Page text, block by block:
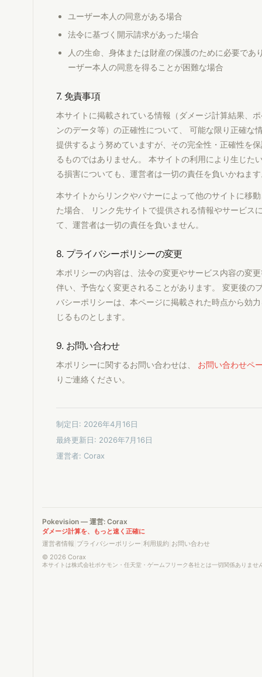
ユーザー本人の同意がある場合
法令に基づく開示請求があった場合
人の生命、身体または財産の保護のために必要であ
ーザー本人の同意を得ることが困難な場合
7. 免責事項
本サイトに掲載されている情報（ダメージ計算結果、
ンのデータ等）の正確性について、 可能な限り正確な
提供するよう努めていますが、その完全性・正確性を
るものではありません。 本サイトの利用により生じた
る損害についても、運営者は一切の責任を負いかねま
本サイトからリンクやバナーによって他のサイトに移
た場合、 リンク先サイトで提供される情報やサービス
て、運営者は一切の責任を負いません。
8. プライバシーポリシーの変更
本ポリシーの内容は、法令の変更やサービス内容の変
伴い、予告なく変更されることがあります。 変更後の
バシーポリシーは、本ページに掲載された時点から効
じるものとします。
9. お問い合わせ
本ポリシーに関するお問い合わせは、 お問い合わせペ
りご連絡ください。
制定日: 2026年4月16日
最終更新日: 2026年7月16日
運営者: Corax
Pokevision — 運営: Corax
ダメージ計算を、もっと速く正確に
運営者情報 プライバシーポリシー 利用規約 お問い合わせ
© 2026 Corax
本サイトは株式会社ポケモン・任天堂・ゲームフリーク各社とは一切関係ありませ